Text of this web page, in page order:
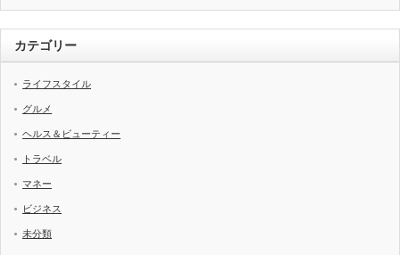
カテゴリー
ライフスタイル
グルメ
ヘルス＆ビューティー
トラベル
マネー
ビジネス
未分類